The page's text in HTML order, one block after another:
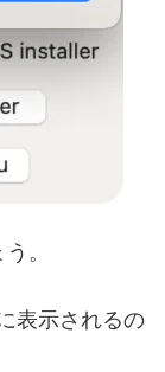
。
表示されるの